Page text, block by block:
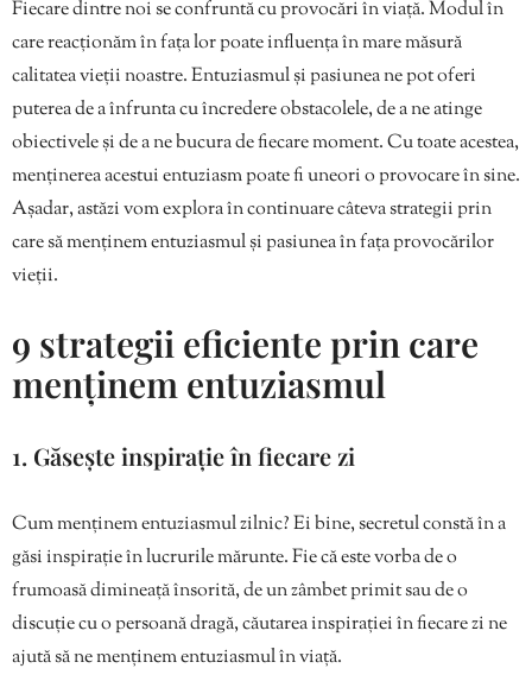
Fiecare dintre noi se confruntă cu provocări în viață. Modul în
care reacționăm în fața lor poate influența în mare măsură
calitatea vieții noastre. Entuziasmul și pasiunea ne pot oferi
puterea de a înfrunta cu încredere obstacolele, de a ne atinge
obiectivele și de a ne bucura de fiecare moment. Cu toate acestea,
menținerea acestui entuziasm poate fi uneori o provocare în sine.
Așadar, astăzi vom explora în continuare câteva strategii prin
care să menținem entuziasmul și pasiunea în fața provocărilor
vieții.
9 strategii eficiente prin care
menținem entuziasmul
1. Găsește inspirație în fiecare zi
Cum menținem entuziasmul zilnic? Ei bine, secretul constă în a
găsi inspirație în lucrurile mărunte. Fie că este vorba de o
frumoasă dimineață însorită, de un zâmbet primit sau de o
discuție cu o persoană dragă, căutarea inspirației în fiecare zi ne
ajută să ne menținem entuziasmul în viață.